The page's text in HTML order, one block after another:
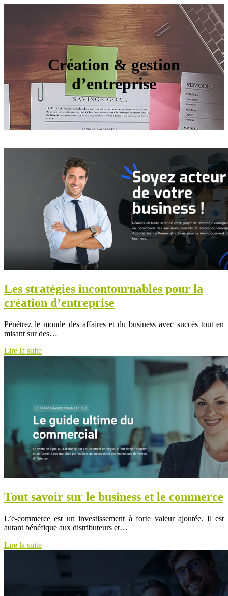
Création & gestion
d’entreprise
Les stratégies incontournables pour la
création d’entreprise
Pénétrez le monde des affaires et du business avec succès tout en
misant sur des…
Lire la suite
Tout savoir sur le business et le commerce
L’e-commerce est un investissement à forte valeur ajoutée. Il est
autant bénéfique aux distributeurs et…
Lire la suite